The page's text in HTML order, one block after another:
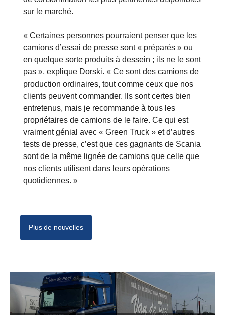
sur le marché.
« Certaines personnes pourraient penser que les
camions d’essai de presse sont « préparés » ou
en quelque sorte produits à dessein ; ils ne le sont
pas », explique Dorski. « Ce sont des camions de
production ordinaires, tout comme ceux que nos
clients peuvent commander. Ils sont certes bien
entretenus, mais je recommande à tous les
propriétaires de camions de le faire. Ce qui est
vraiment génial avec « Green Truck » et d’autres
tests de presse, c’est que ces gagnants de Scania
sont de la même lignée de camions que celle que
nos clients utilisent dans leurs opérations
quotidiennes. »
Plus de nouvelles